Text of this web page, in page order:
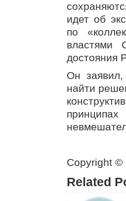
идет об
по
властями
достояния
Он заявил,
найти
Copyright ©
Related